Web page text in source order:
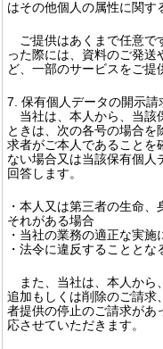
はその他個人の属性に関す
ご提供はあくまで任意で
った際には、資料のご発
ど、一部のサービスをご提
7. 保有個人データの開示請
当社は、本人から、当該
ときは、次の各号の場合
求者がご本人であることを
ない場合又は当該保有個人
回答します。
・本人又は第三者の生命
それがある場合
・当社の業務の適正な実
・法令に違反することとな
また、当社は、本人から
追加もしくは削除のご請求
者提供の停止のご請求があ
応させていただきます。